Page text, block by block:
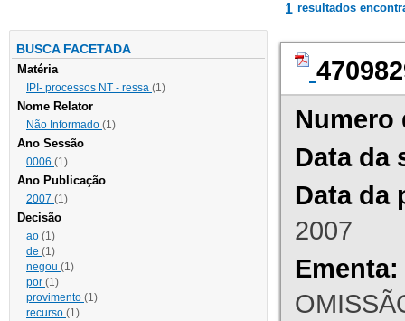
BUSCA FACETADA
Matéria
IPI- processos NT - ressa (1)
Nome Relator
Não Informado (1)
Ano Sessão
0006 (1)
Ano Publicação
2007 (1)
Decisão
ao (1)
de (1)
negou (1)
por (1)
provimento (1)
recurso (1)
1 resultados
Numero
Data da
Data da
2007
Ementa: